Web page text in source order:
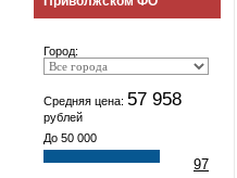
Город:
Средняя цена: 57 958
рублей
До 50 000
97